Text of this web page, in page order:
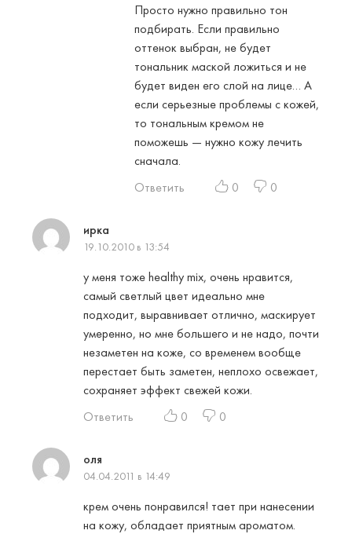
Просто нужно правильно тон
подбирать. Если правильно
оттенок выбран, не будет
тональник маской ложиться и не
будет виден его слой на лице… А
если серьезные проблемы с кожей,
то тональным кремом не
поможешь — нужно кожу лечить
сначала.
Ответить
0 0
ирка
19.10.2010 в 13:54
у меня тоже healthy mix, очень нравится,
самый светлый цвет идеально мне
подходит, выравнивает отлично, маскирует
умеренно, но мне большего и не надо, почти
незаметен на коже, со временем вообще
перестает быть заметен, неплохо освежает,
сохраняет эффект свежей кожи.
Ответить
0 0
оля
04.04.2011 в 14:49
крем очень понравился! тает при нанесении
на кожу, обладает приятным ароматом.